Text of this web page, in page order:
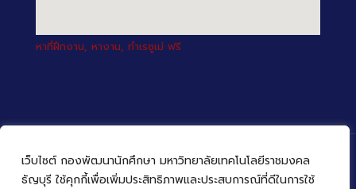
เว็บไซต์ กองพัฒนานักศึกษา มหาวิทยาลัยเทคโนโลยีราชมงคล
ธัญบุรี ใช้คุกกี้เพื่อเพิ่มประสิทธิภาพและประสบการณ์ที่ดีในการใช้
หาที่ฝึกงาน, หางาน, ทำเรซูเม่ ฟรี